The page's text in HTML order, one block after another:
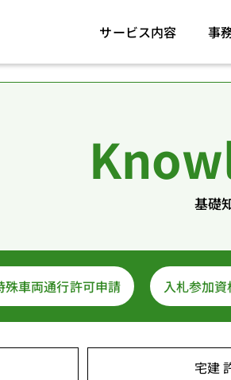
サービス内容 事
基礎
殊車両通行許可申請 入札参加
宅建